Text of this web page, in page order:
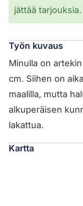
jättää tarjouksia.
Työn kuvaus
Minulla on
cm. Siihen on
maalilla, mutta
alkuperäisen
lakattua.
Kartta